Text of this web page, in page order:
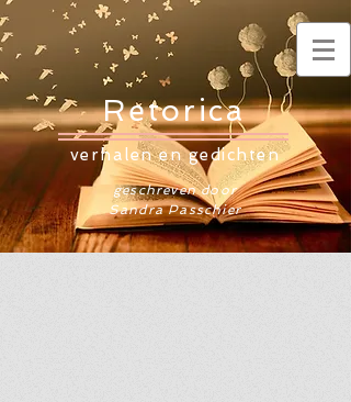
Retorica
verhalen en gedichten
geschreven door
Sandra Passchier